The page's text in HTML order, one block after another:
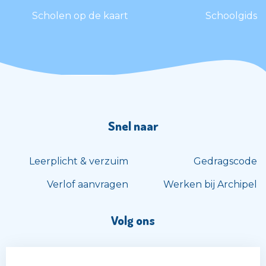
Scholen op de kaart Schoolgids
Snel naar
Leerplicht & verzuim
Verlof aanvragen
Gedragscode
Werken bij Archipel
Volg ons